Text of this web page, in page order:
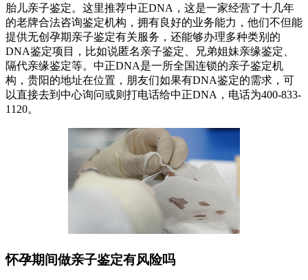
胎儿亲子鉴定。这里推荐中正DNA，这是一家经营了十几年
的老牌合法咨询鉴定机构，拥有良好的业务能力，他们不但能
提供无创孕期亲子鉴定有关服务，还能够办理多种类别的
DNA鉴定项目，比如说匿名亲子鉴定、兄弟姐妹亲缘鉴定、
隔代亲缘鉴定等。中正DNA是一所全国连锁的亲子鉴定机
构，贵阳的地址在位置，朋友们如果有DNA鉴定的需求，可
以直接去到中心询问或则打电话给中正DNA，电话为400-833-
1120。
怀孕期间做亲子鉴定有风险吗